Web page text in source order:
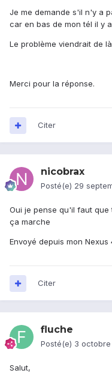
Je me demande s'il n'y a
car en bas de mon tél il y
Le problème viendrait de
Merci pour la réponse.
Citer
nicobrax
Posté(e) 29
Oui je pense qu'il faut
ça marche
Envoyé depuis mon Nexus
Citer
fluche
Posté(e) 3 octobre
Salut,